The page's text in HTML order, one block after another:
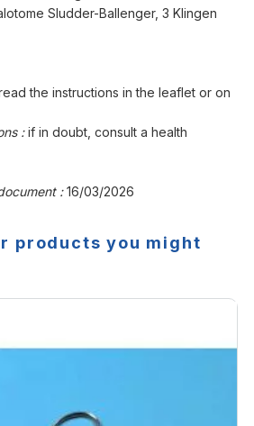
Sludder-Ballenger, 3 Klingen
the instructions in the leaflet or on
:if in doubt, consult a health
:16/03/2026
products you might